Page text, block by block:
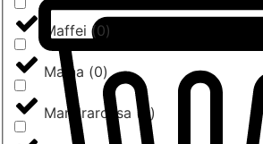
Maffei (0)
Maina (0)
Mandrarossa ( 0)